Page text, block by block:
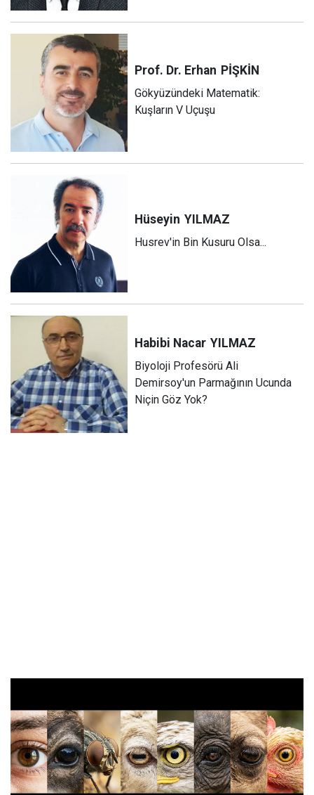
Prof. Dr. Erhan PİŞKİN
Gökyüzündeki Matematik:
Kuşların V Uçuşu
Hüseyin YILMAZ
Husrev'in Bin Kusuru Olsa...
Habibi Nacar YILMAZ
Biyoloji Profesörü Ali
Demirsoy'un Parmağının Ucunda
Niçin Göz Yok?